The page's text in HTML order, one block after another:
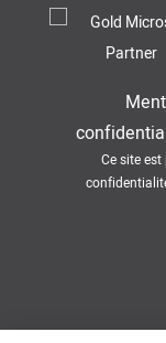
Ce site